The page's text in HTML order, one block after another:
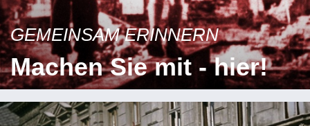
GEMEINSAM ERINNERN
Machen Sie mit - hier!